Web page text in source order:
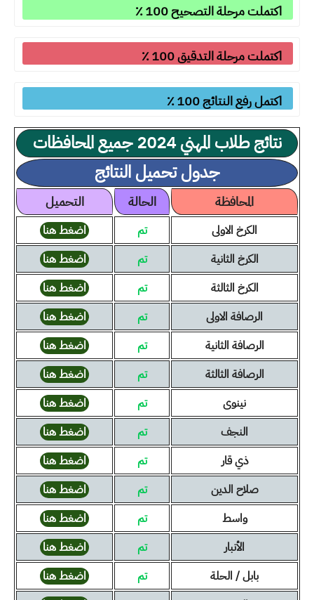
اكتملت مرحلة التصحيح 100 ٪
اكتملت مرحلة التدقيق 100 ٪
اكتمل رفع النتائج 100 ٪
نتائج طلاب المهني 2024 جميع المحافظات
جدول تحميل النتائج
المحافظة الحالة التحميل
الكرخ الاولى تم
اضغط هنا
الكرخ الثانية
تم
اضغط هنا
الكرخ الثالثة
تم
اضغط هنا
الرصافة الاولى
تم
اضغط هنا
الرصافة الثانية
تم
اضغط هنا
الرصافة الثالثة
تم
اضغط هنا
نينوى
تم
اضغط هنا
النجف
تم
اضغط هنا
ذي قار
تم
اضغط هنا
صلاح الدين
تم
اضغط هنا
واسط
تم
اضغط هنا
الأنبار
تم
اضغط هنا
بابل / الحلة
تم
اضغط هنا